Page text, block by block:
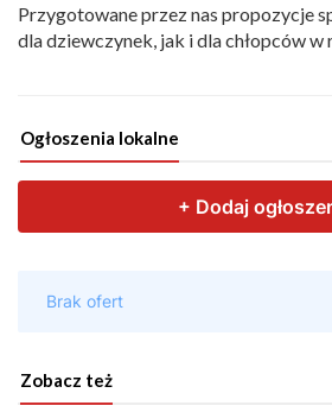
Przygotowane przez nas propozycje
dla dziewczynek, jak i dla chłopców w
Ogłoszenia lokalne
Zobacz też